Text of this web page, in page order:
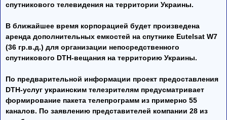
спутникового телевидения на территории Украины.
В ближайшее время корпорацией будет произведена
аренда дополнительных емкостей на спутнике Eutelsat W7
(36 гр.в.д.) для организации непосредственного
спутникового DTH-вещания на территорию Украины.
По предварительной информации проект предоставления
DTH-услуг украинским телезрителям предусматривает
формирование пакета телепрограмм из примерно 55
каналов. По заявлению представителей компании 28 из